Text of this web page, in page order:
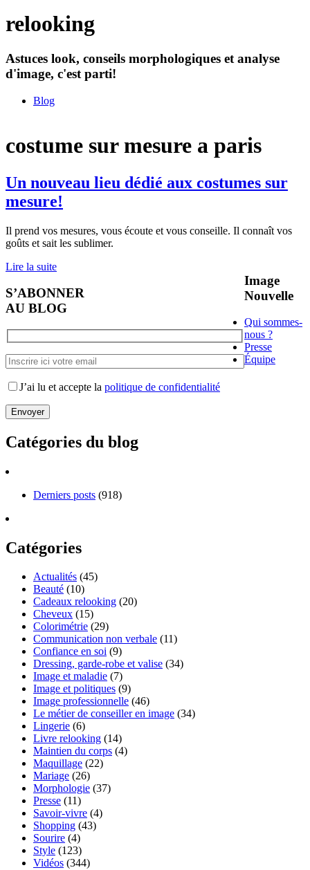
relooking
Astuces look, conseils morphologiques et analyse
d'image, c'est parti!
Blog
costume sur mesure a paris
Un nouveau lieu dédié aux costumes sur
mesure!
Il prend vos mesures, vous écoute et vous conseille. Il connaît vos
goûts et sait les sublimer.
Lire la suite
S’ABONNER
AU BLOG
J’ai lu et accepte la politique de confidentialité
Catégories du blog
Derniers posts (918)
Catégories
Actualités (45)
Beauté (10)
Cadeaux relooking (20)
Cheveux (15)
Colorimétrie (29)
Communication non verbale (11)
Confiance en soi (9)
Dressing, garde-robe et valise (34)
Image et maladie (7)
Image et politiques (9)
Image professionnelle (46)
Le métier de conseiller en image (34)
Lingerie (6)
Livre relooking (14)
Maintien du corps (4)
Maquillage (22)
Mariage (26)
Morphologie (37)
Presse (11)
Savoir-vivre (4)
Shopping (43)
Sourire (4)
Style (123)
Vidéos (344)
Image
Nouvelle
Qui sommes-
nous ?
Presse
Équipe